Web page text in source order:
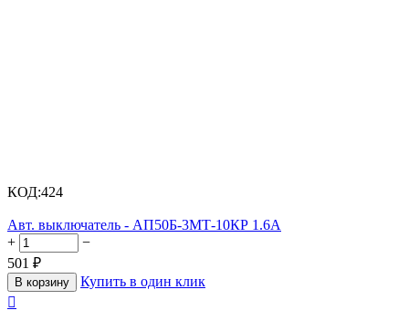
КОД:424
Авт. выключатель - АП50Б-3МТ-10КР 1.6А
+
−
501 ₽
В корзину
Купить в один клик
